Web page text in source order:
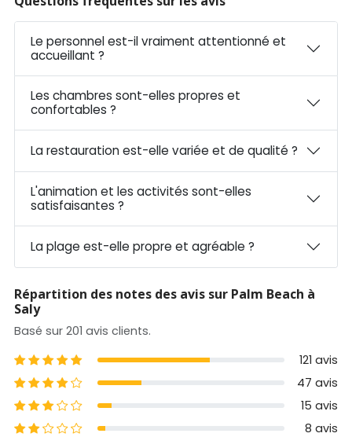
Le personnel est-il vraiment attentionné et
accueillant ?
Les chambres sont-elles propres et
confortables ?
La restauration est-elle variée et de qualité ?
L'animation et les activités sont-elles
satisfaisantes ?
La plage est-elle propre et agréable ?
Répartition des notes des avis sur Palm Beach à
Saly
Basé sur 201 avis clients.
5 étoiles
121 avis
4 étoiles
47 avis
3 étoiles
15 avis
2 étoiles
8 avis